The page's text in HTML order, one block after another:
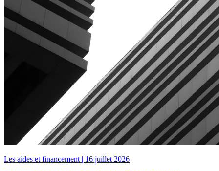
Les aides et financement | 16 juillet 2026